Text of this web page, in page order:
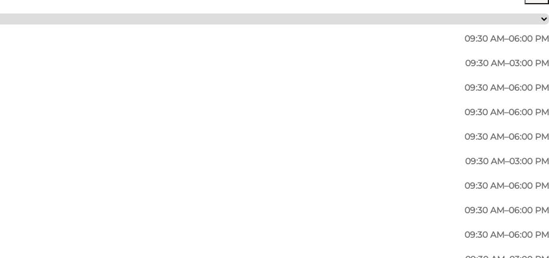
09:30 AM–06:00 PM
09:30 AM–03:00 PM
09:30 AM–06:00 PM
09:30 AM–06:00 PM
09:30 AM–06:00 PM
09:30 AM–03:00 PM
09:30 AM–06:00 PM
09:30 AM–06:00 PM
09:30 AM–06:00 PM